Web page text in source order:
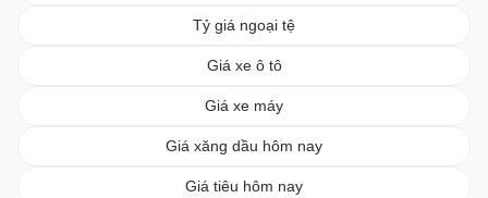
Tỷ giá ngoại tệ
Giá xe ô tô
Giá xe máy
Giá xăng dầu hôm nay
Giá tiêu hôm nay